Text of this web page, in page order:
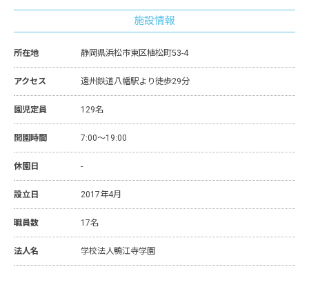
施設情報
所在地 静岡県浜松市東区植松町53-4
アクセス 遠州鉄道八幡駅より徒歩29分
園児定員 129名
開園時間 7:00～19:00
休園日 -
設立日 2017年4月
職員数 17名
法人名 学校法人鴨江寺学園